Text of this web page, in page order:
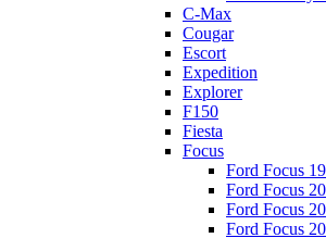
C-Max
Cougar
Escort
Expedition
Explorer
F150
Fiesta
Focus
Ford Focus
Ford Focus
Ford Focus
Ford Focus